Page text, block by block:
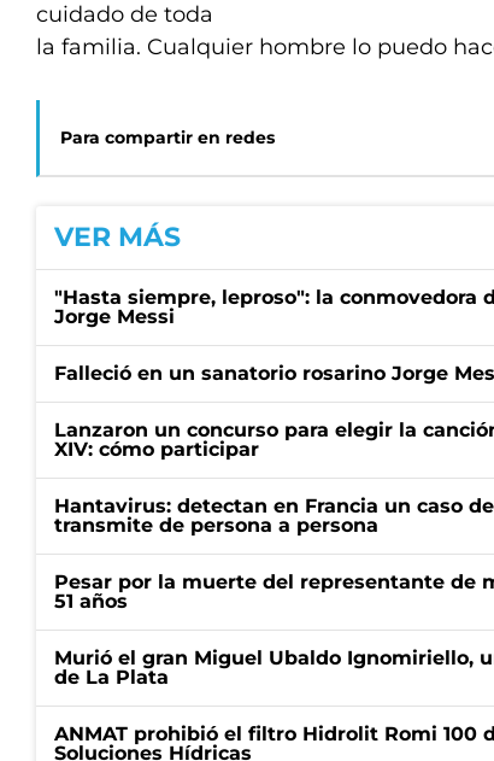
cuidado de toda
la familia. Cualquier hombre lo puedo
Para compartir en redes
VER MÁS
"Hasta siempre, leproso": la conmovedora
Jorge Messi
Falleció en un sanatorio rosarino Jorge
Lanzaron un concurso para elegir la
XIV: cómo participar
Hantavirus: detectan en Francia un caso
transmite de persona a persona
Pesar por la muerte del representante de
51 años
Murió el gran Miguel Ubaldo Ignomiriello,
de La Plata
ANMAT prohibió el filtro Hidrolit Romi 100
Soluciones Hídricas